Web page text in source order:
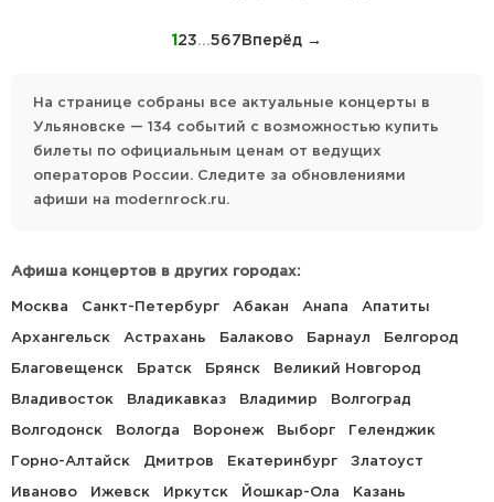
1 23...567 Вперёд →
На странице собраны все актуальные концерты в
Ульяновске — 134 событий с возможностью купить
билеты по официальным ценам от ведущих
операторов России. Следите за обновлениями
афиши на modernrock.ru.
Афиша концертов в других городах:
Москва Санкт-Петербург Абакан Анапа Апатиты
Архангельск Астрахань Балаково Барнаул Белгород
Благовещенск Братск Брянск Великий Новгород
Владивосток Владикавказ Владимир Волгоград
Волгодонск Вологда Воронеж Выборг Геленджик
Горно-Алтайск Дмитров Екатеринбург Златоуст
Иваново Ижевск Иркутск Йошкар-Ола Казань